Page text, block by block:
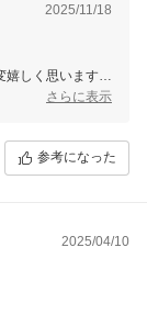
2025/11/18
しく思います。
ているとのこと、
るよう努めてまい
さらに表示
参考になった
2025/04/10